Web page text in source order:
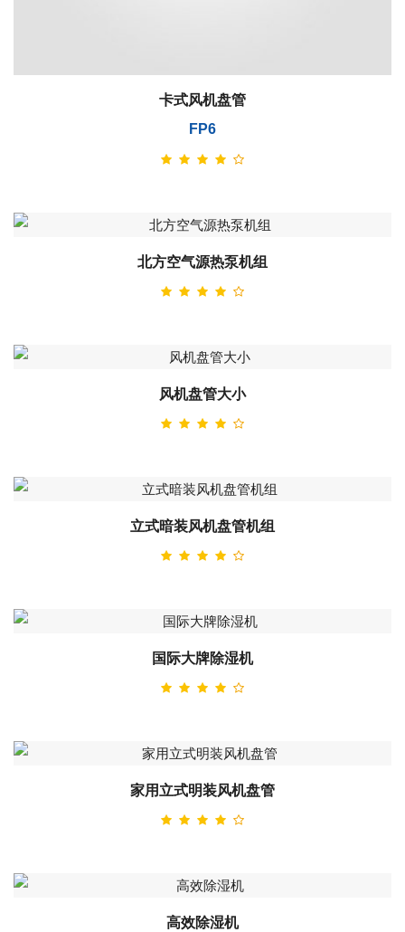
卡式风机盘管
FP6
北方空气源热泵机组
风机盘管大小
立式暗装风机盘管机组
国际大牌除湿机
家用立式明装风机盘管
高效除湿机